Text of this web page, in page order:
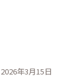
2026年3月15日